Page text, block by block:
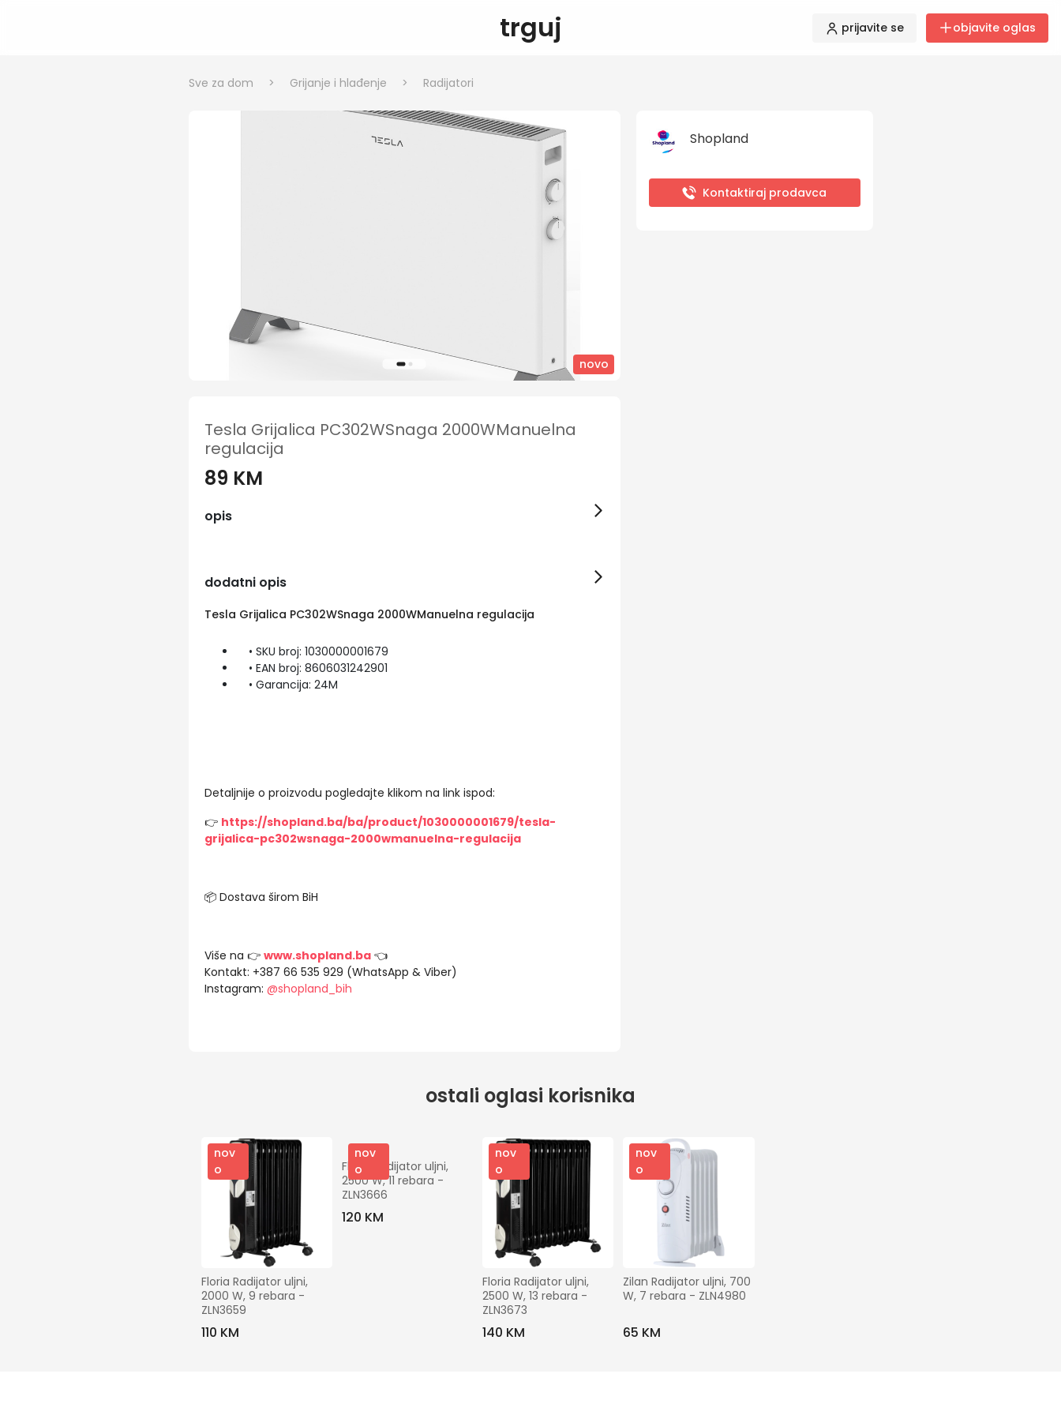
trguj prijavite se objavite oglas
Sve za dom > Grijanje i hlađenje > Radijatori
novo
Tesla Grijalica PC302WSnaga 2000WManuelna
regulacija
89 KM
opis
dodatni opis
Tesla Grijalica PC302WSnaga 2000WManuelna regulacija
• SKU broj: 1030000001679
• EAN broj: 8606031242901
• Garancija: 24M
Detaljnije o proizvodu pogledajte klikom na link ispod:
👉 https://shopland.ba/ba/product/1030000001679/tesla-
grijalica-pc302wsnaga-2000wmanuelna-regulacija
📦 Dostava širom BiH
Više na 👉 www.shopland.ba👈
Kontakt: +387 66 535 929 (WhatsApp & Viber)
Instagram: @shopland_bih
Shopland
Kontaktiraj prodavca
ostali oglasi korisnika
nov
o
Floria Radijator uljni,
2000 W, 9 rebara -
ZLN3659
110 KM
nov
o
Floria Radijator uljni,
2500 W, 11 rebara -
ZLN3666
120 KM
nov
o
Floria Radijator uljni,
2500 W, 13 rebara -
ZLN3673
140 KM
nov
o
Zilan Radijator uljni, 700
W, 7 rebara - ZLN4980
65 KM